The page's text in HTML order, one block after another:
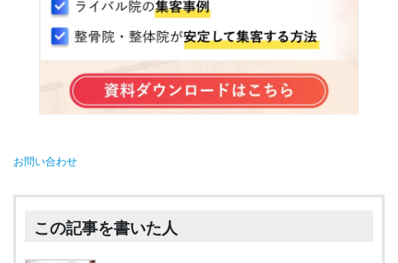
お問い合わせ
この記事を書いた人